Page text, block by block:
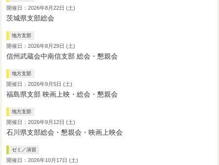
開催日：2026年8月22日 (土)
茨城県支部総会
地方支部
開催日：2026年8月29日 (土)
信州武蔵会中南信支部 総会・懇親会
地方支部
開催日：2026年9月5日 (土)
福島県支部 映画上映・総会・懇親会
地方支部
開催日：2026年9月12日 (土)
石川県支部総会・懇親会・映画上映会
ゼミ／演習
開催日：2026年10月17日 (土)